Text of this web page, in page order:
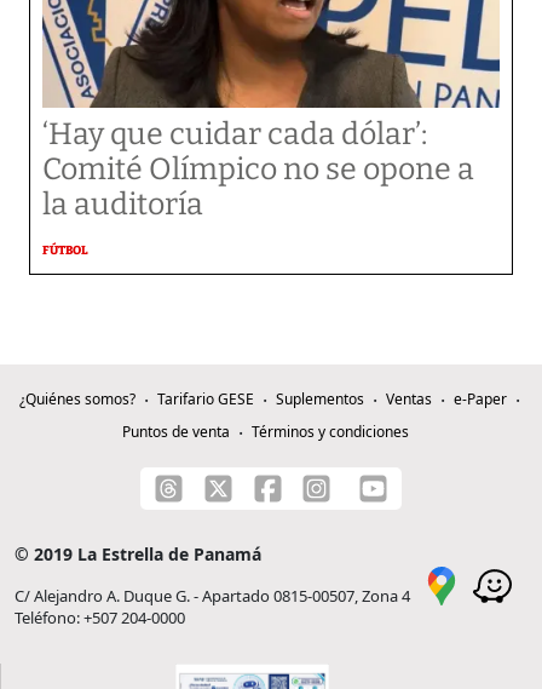
‘Hay que cuidar cada dólar’:
Comité Olímpico no se opone a
la auditoría
FÚTBOL
¿Quiénes somos? Tarifario GESE Suplementos Ventas
e-Paper
Puntos de venta
Términos y condiciones
© 2019 La Estrella de Panamá
C/ Alejandro A. Duque G. - Apartado 0815-00507, Zona 4
Teléfono: +507 204-0000